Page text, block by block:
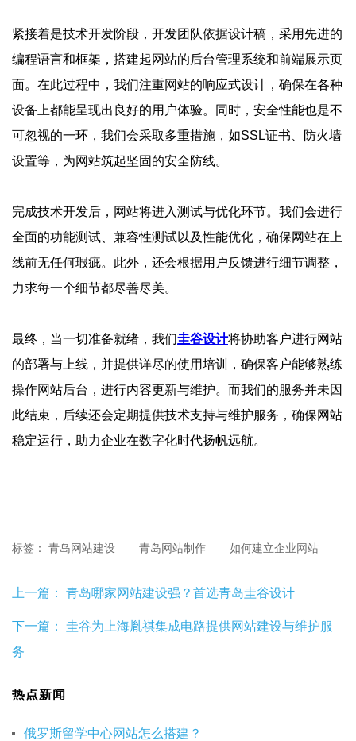
紧接着是技术开发阶段，开发团队依据设计稿，采用先进的
编程语言和框架，搭建起网站的后台管理系统和前端展示页
面。在此过程中，我们注重网站的响应式设计，确保在各种
设备上都能呈现出良好的用户体验。同时，安全性能也是不
可忽视的一环，我们会采取多重措施，如SSL证书、防火墙
设置等，为网站筑起坚固的安全防线。
完成技术开发后，网站将进入测试与优化环节。我们会进行
全面的功能测试、兼容性测试以及性能优化，确保网站在上
线前无任何瑕疵。此外，还会根据用户反馈进行细节调整，
力求每一个细节都尽善尽美。
最终，当一切准备就绪，我们圭谷设计将协助客户进行网站
的部署与上线，并提供详尽的使用培训，确保客户能够熟练
操作网站后台，进行内容更新与维护。而我们的服务并未因
此结束，后续还会定期提供技术支持与维护服务，确保网站
稳定运行，助力企业在数字化时代扬帆远航。
标签： 青岛网站建设 青岛网站制作 如何建立企业网站
上一篇： 青岛哪家网站建设强？首选青岛圭谷设计
下一篇： 圭谷为上海胤祺集成电路提供网站建设与维护服
务
热点新闻
俄罗斯留学中心网站怎么搭建？